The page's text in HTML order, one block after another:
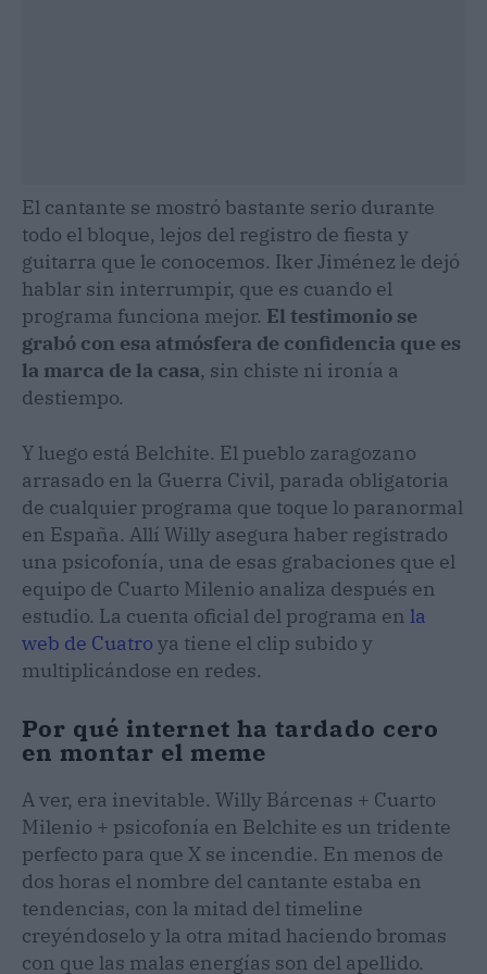
El cantante se mostró bastante serio durante
todo el bloque, lejos del registro de fiesta y
guitarra que le conocemos. Iker Jiménez le dejó
hablar sin interrumpir, que es cuando el
programa funciona mejor. El testimonio se
grabó con esa atmósfera de confidencia que es
la marca de la casa, sin chiste ni ironía a
destiempo.
Y luego está Belchite. El pueblo zaragozano
arrasado en la Guerra Civil, parada obligatoria
de cualquier programa que toque lo paranormal
en España. Allí Willy asegura haber registrado
una psicofonía, una de esas grabaciones que el
equipo de Cuarto Milenio analiza después en
estudio. La cuenta oficial del programa en la
web de Cuatro ya tiene el clip subido y
multiplicándose en redes.
Por qué internet ha tardado cero
en montar el meme
A ver, era inevitable. Willy Bárcenas + Cuarto
Milenio + psicofonía en Belchite es un tridente
perfecto para que X se incendie. En menos de
dos horas el nombre del cantante estaba en
tendencias, con la mitad del timeline
creyéndoselo y la otra mitad haciendo bromas
con que las malas energías son del apellido.